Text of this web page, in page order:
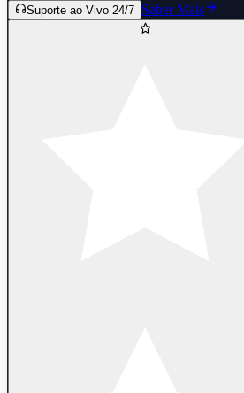
Suporte ao Vivo 24/7 Saber Mais